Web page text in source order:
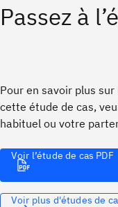
Passez à
Pour en savoir plus
cette étude de cas,
habituel ou votre
Voir l’étude de cas PDF
Voir plus d'études de